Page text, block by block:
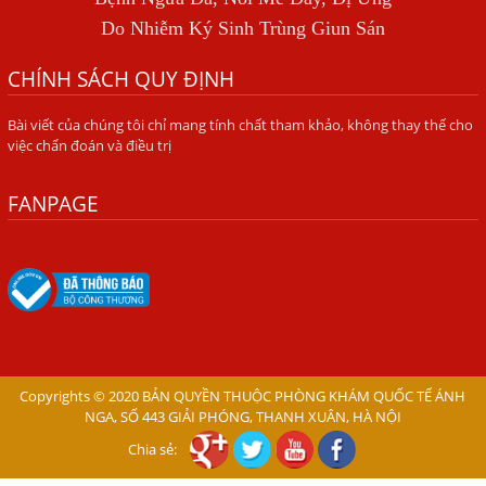
NGUYÊN PHÁT
BÍ QUYẾT GIÚP ĐƯỜNG RUỘT KHỎE LẠI
Trị Bệnh Hôi Miệng Do Nhiễm Ký Sinh Trùng Giun Sán
Có Nên Quá Lo Lắng Khi Bị Ngứa Kéo Dài Do Nhiễm Giun
Đũa Chó Mèo?
Viêm Da Dị Ứng Kéo Dài Tôi Chỉ Mong Tìm Được Nguyên
Mẩn Ngứa Da Do Giun Sán Cách Phát Hiện Nhiễm Sán
Trong Máu Gây Ngứa
Thuốc Điều Trị Giun Đũa Chó Tại Phòng Khám Chuyên
Khoa Ký Sinh Trùng
Có Nên Quá Lo Lắng Khi Bị Nhiễm Bệnh Sán Chó Mèo
Toxocara?
Do Nhiễm Ký Sinh Trùng Giun Sán
CHÍNH SÁCH QUY ĐỊNH
Bài viết của chúng tôi chỉ mang tính chất tham khảo, không thay thế cho
việc chẩn đoán và điều trị
FANPAGE
Copyrights © 2020 BẢN QUYỀN THUỘC PHÒNG KHÁM QUỐC TẾ ÁNH
NGA, SỐ 443 GIẢI PHÓNG, THANH XUÂN, HÀ NỘI
Chia sẻ: